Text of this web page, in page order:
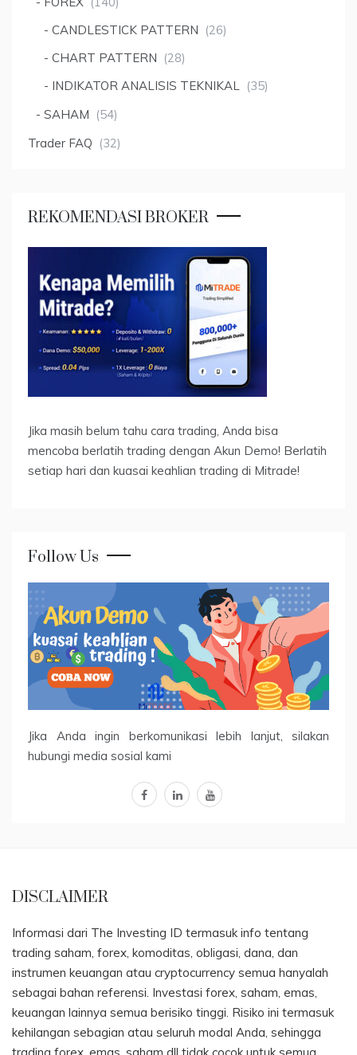
CANDLESTICK PATTERN (26)
CHART PATTERN (28)
INDIKATOR ANALISIS TEKNIKAL
(35)
SAHAM (54)
Trader FAQ (32)
REKOMENDASI BROKER
Jika masih belum tahu cara trading, Anda bisa
mencoba berlatih trading dengan Akun Demo! Berlatih
setiap hari dan kuasai keahlian trading di Mitrade!
Follow Us
Jika Anda ingin berkomunikasi lebih lanjut, silakan
hubungi media sosial kami
facebooklinkedinyoutube
DISCLAIMER
Informasi dari The Investing ID termasuk info tentang
trading saham, forex, komoditas, obligasi, dana, dan
instrumen keuangan atau cryptocurrency semua hanyalah
sebagai bahan referensi. Investasi forex, saham, emas,
keuangan lainnya semua berisiko tinggi. Risiko ini termasuk
kehilangan sebagian atau seluruh modal Anda, sehingga